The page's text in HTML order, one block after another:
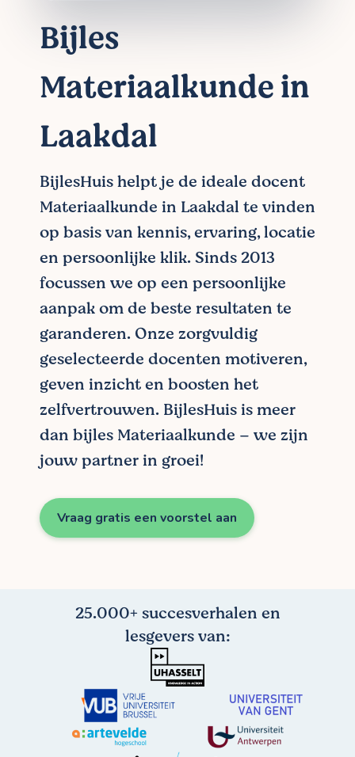
Bijles
Materiaalkunde in
Laakdal
BijlesHuis helpt je de ideale docent
Materiaalkunde in Laakdal te vinden
op basis van kennis, ervaring, locatie
en persoonlijke klik. Sinds 2013
focussen we op een persoonlijke
aanpak om de beste resultaten te
garanderen. Onze zorgvuldig
geselecteerde docenten motiveren,
geven inzicht en boosten het
zelfvertrouwen. BijlesHuis is meer
dan bijles Materiaalkunde – we zijn
jouw partner in groei!
Vraag gratis een voorstel aan
25.000+ succesverhalen en
lesgevers van: